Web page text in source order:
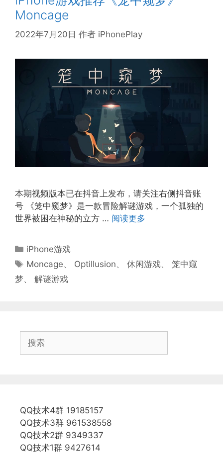
Moncage
2022年7月20日 作者 iPhonePlay
本期视频版本已在抖音上发布，请关注右侧抖音账
号 《笼中窥梦》是一款冒险解谜游戏，一个孤独的
世界被困在神秘的立方 … 阅读更多
分
类
iPhone游戏
标
Moncage、 Optillusion、休闲游戏、笼中窥
梦、 解谜游戏
QQ技术4群 19185157
QQ技术3群 961538558
QQ技术2群 9349337
QQ技术1群 9427614